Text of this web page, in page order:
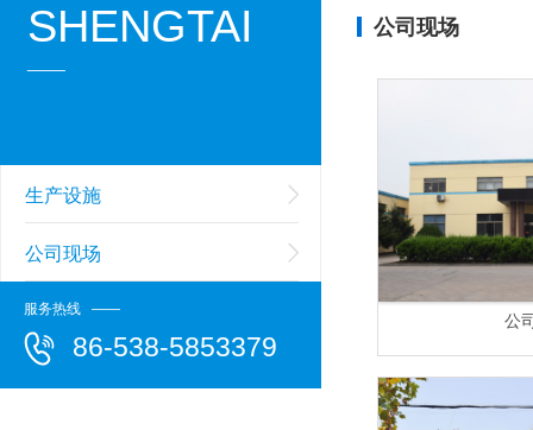
SHENGTAI
生产设施
公司现场
服务热线 ——
86-538-5853379
公司现场
公